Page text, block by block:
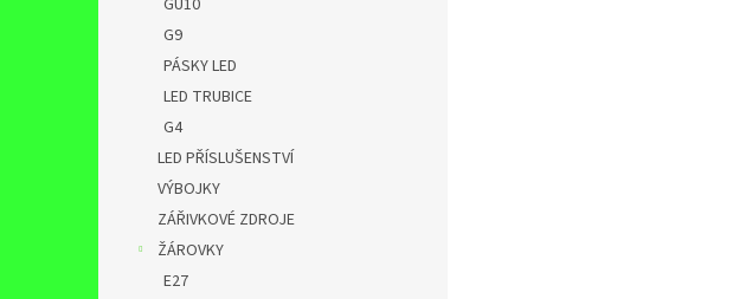
GU10
G9
PÁSKY LED
LED TRUBICE
G4
LED PŘÍSLUŠENSTVÍ
VÝBOJKY
ZÁŘIVKOVÉ ZDROJE
ŽÁROVKY
E27